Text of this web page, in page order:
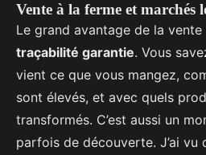
Vente à la ferme et marchés
Le grand avantage de la vente
traçabilité garantie. Vous
vient ce que vous mangez,
sont élevés, et avec quels
transformés. C’est aussi un
parfois de découverte. J’ai vu